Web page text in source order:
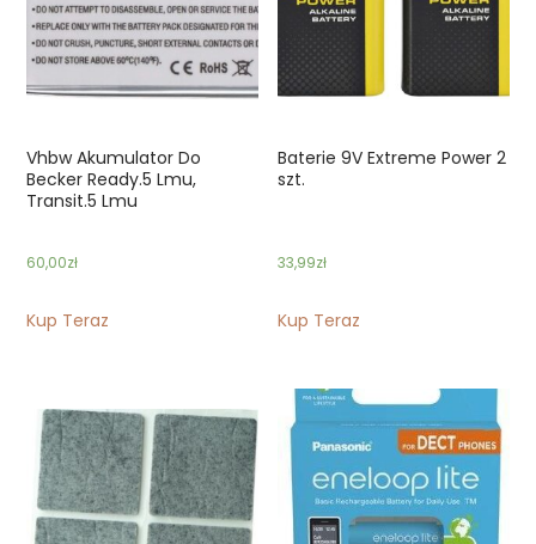
Vhbw Akumulator Do
Becker Ready.5 Lmu,
Transit.5 Lmu
60,00zł
Kup Teraz
Baterie 9V Extreme Power 2
szt.
33,99zł
Kup Teraz